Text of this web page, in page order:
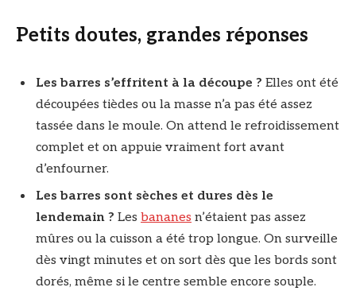
Petits doutes, grandes réponses
Les barres s’effritent à la découpe ? Elles ont été
découpées tièdes ou la masse n’a pas été assez
tassée dans le moule. On attend le refroidissement
complet et on appuie vraiment fort avant
d’enfourner.
Les barres sont sèches et dures dès le
lendemain ? Les bananes n’étaient pas assez
mûres ou la cuisson a été trop longue. On surveille
dès vingt minutes et on sort dès que les bords sont
dorés, même si le centre semble encore souple.